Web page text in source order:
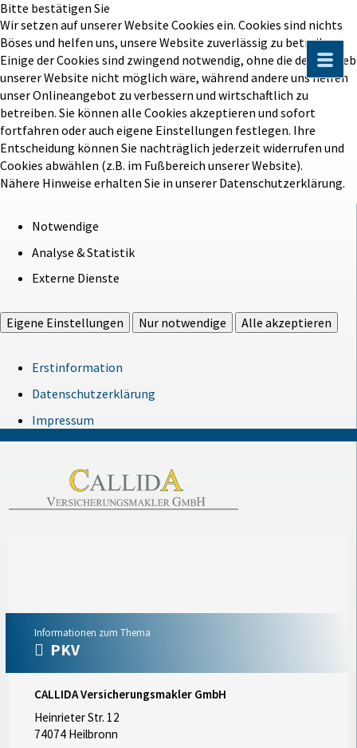
Bitte bestätigen Sie
Wir setzen auf unserer Website Cookies ein. Cookies sind nichts
Böses und helfen uns, unsere Website zuverlässig zu betreiben.
Einige der Cookies sind zwingend notwendig, ohne die der Betrieb
unserer Website nicht möglich wäre, während andere uns helfen
unser Onlineangebot zu verbessern und wirtschaftlich zu
betreiben. Sie können alle Cookies akzeptieren und sofort
fortfahren oder auch eigene Einstellungen festlegen. Ihre
Entscheidung können Sie nachträglich jederzeit widerrufen und
Cookies abwählen (z.B. im Fußbereich unserer Website).
Nähere Hinweise erhalten Sie in unserer Datenschutzerklärung.
Notwendige
Analyse & Statistik
Externe Dienste
Eigene Einstellungen Nur notwendige Alle akzeptieren
Erstinformation
Datenschutzerklärung
Impressum
Informationen zum Thema
PKV
CALLIDA Versicherungsmakler GmbH
Heinrieter Str. 12
74074 Heilbronn